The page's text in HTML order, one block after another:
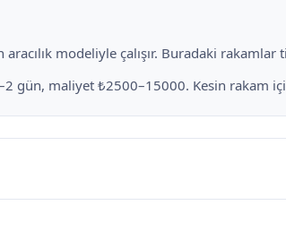
modeliyle çalışır. Buradaki
gün, maliyet ₺2500–15000. Kesin rakam